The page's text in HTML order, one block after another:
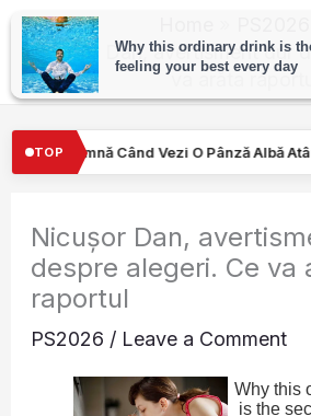
Skip
content
Nicușor Dan, avertisment dur
va arăta raportul
TOP
Albă Atârnată De Geamul Unei Mașini.
Nicușor Dan,
despre alegeri. Ce va
raportul
PS2026 / Leave a Comment